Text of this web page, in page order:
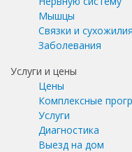
Мышцы
Связки и сухожилия
Заболевания
Услуги и цены
Цены
Комплексные
Услуги
Диагностика
Выезд на дом